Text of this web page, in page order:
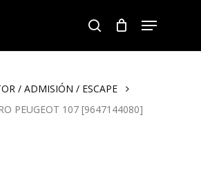
search
Menu
/ ADMISIÓN / ESCAPE
PEUGEOT 107 [9647144080]